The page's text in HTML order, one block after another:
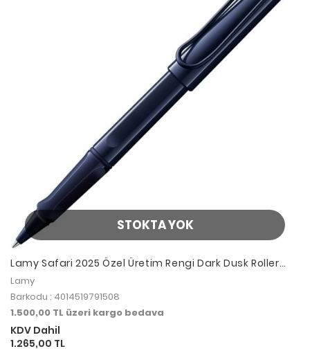
STOKTA YOK
Lamy Safari 2025 Özel Üretim Rengi Dark Dusk Roller
Kalem
Lamy
Barkodu : 4014519791508
1.500,00 TL üzeri kargo bedava
KDV Dahil
1.265,00 TL